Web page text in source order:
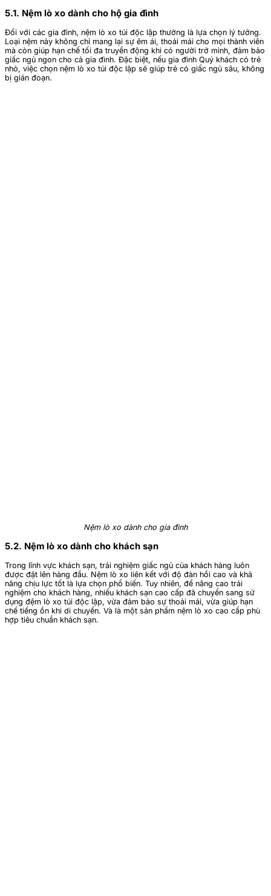
5.1. Nệm lò xo dành cho hộ gia đình
Đối với các gia đình, nệm lò xo túi độc lập thường là lựa chọn lý tưởng.
Loại nệm này không chỉ mang lại sự êm ái, thoải mái cho mọi thành viên
mà còn giúp hạn chế tối đa truyền động khi có người trở mình, đảm bảo
giấc ngủ ngon cho cả gia đình. Đặc biệt, nếu gia đình Quý khách có trẻ
nhỏ, việc chọn nệm lò xo túi độc lập sẽ giúp trẻ có giấc ngủ sâu, không
bị gián đoạn.
Nệm lò xo dành cho gia đình
5.2. Nệm lò xo dành cho khách sạn
Trong lĩnh vực khách sạn, trải nghiệm giấc ngủ của khách hàng luôn
được đặt lên hàng đầu. Nệm lò xo liên kết với độ đàn hồi cao và khả
năng chịu lực tốt là lựa chọn phổ biến. Tuy nhiên, để nâng cao trải
nghiệm cho khách hàng, nhiều khách sạn cao cấp đã chuyển sang sử
dụng đệm lò xo túi độc lập, vừa đảm bảo sự thoải mái, vừa giúp hạn
chế tiếng ồn khi di chuyển. Và là một sản phẩm nệm lò xo cao cấp phù
hợp tiêu chuẩn khách sạn.